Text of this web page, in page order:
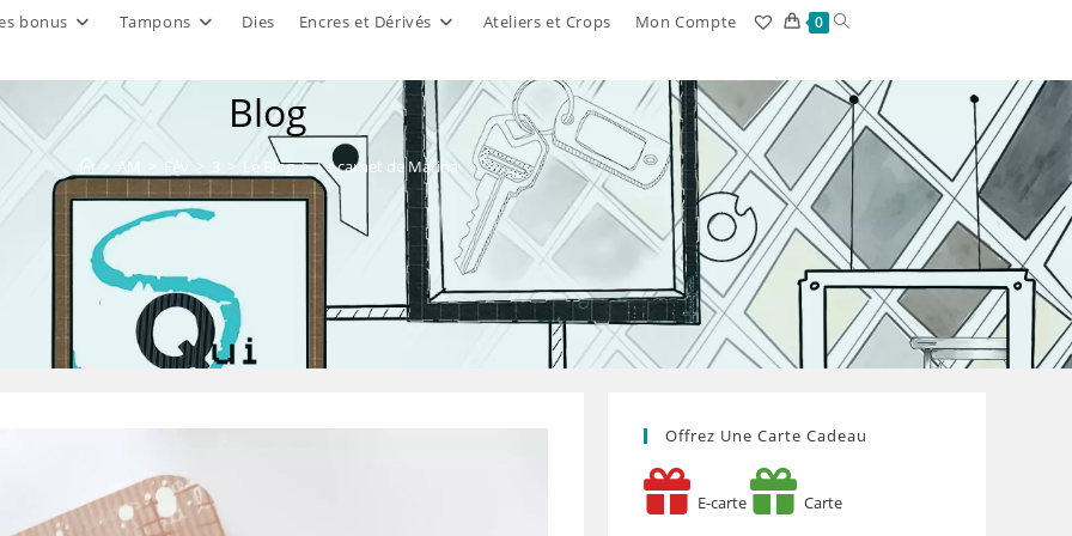
bonus Tampons Dies Encres et Dérivés Ateliers et Crops Mon Compte 0 Toggle
search
Blog
> AM Fév > 3 > Le Blog > Le carnet de Marina
Offrez Une Carte Cadeau
E-carte Carte